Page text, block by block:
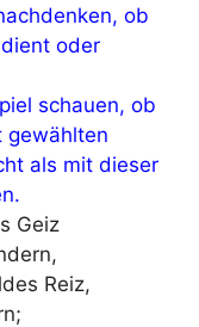
ob
oder
schauen, ob
gewählten
als mit dieser
Geiz
Reiz,